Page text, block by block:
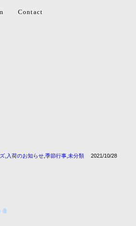
Contact
入荷のお知らせ ,季節行事 ,未分類 2021/10/28